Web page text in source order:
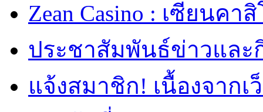
Zean Casino : เซียนคา
ประชาสัมพันธ์ข่าวและ
แจ้งสมาชิก! เนื้องจากเ